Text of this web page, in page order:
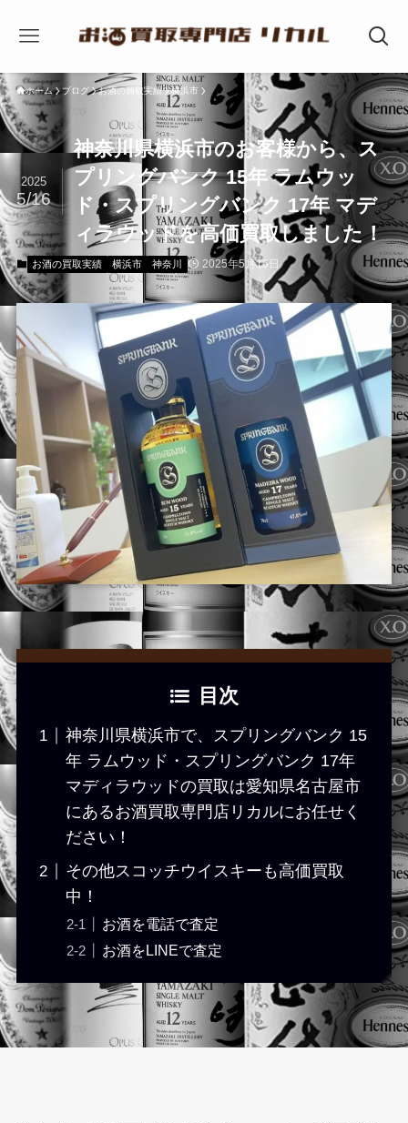
ホーム ブログ お酒の買取実績 横浜市
神奈川県横浜市のお客様から、ス
プリングバンク 15年 ラムウッ
ド・スプリングバンク 17年 マデ
ィラウッドを高価買取しました！
2025
5/16
お酒の買取実績 横浜市 神奈川 2025年5月16日
目次
神奈川県横浜市で、スプリングバンク 15
年 ラムウッド・スプリングバンク 17年
マディラウッドの買取は愛知県名古屋市
にあるお酒買取専門店リカルにお任せく
ださい！
その他スコッチウイスキーも高価買取
中！
お酒を電話で査定
お酒をLINEで査定